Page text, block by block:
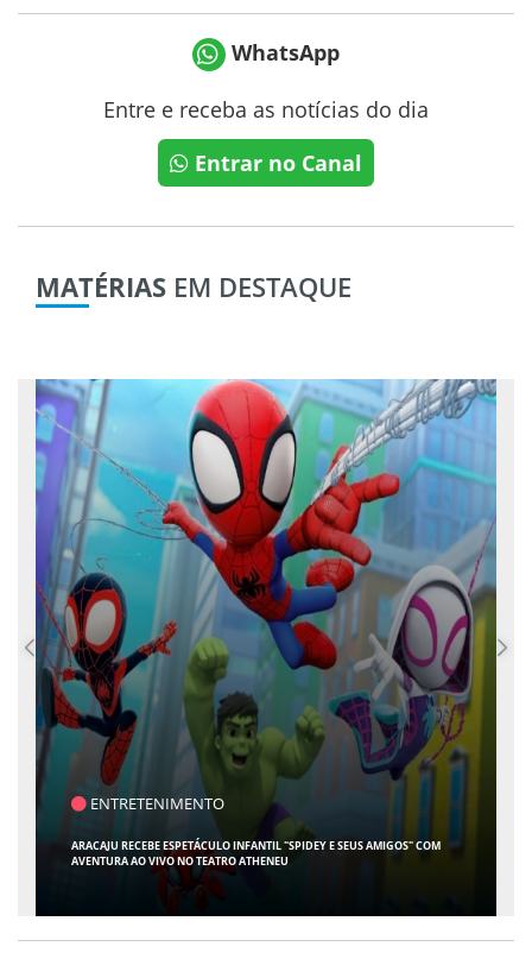
WhatsApp
Entre e receba as notícias do dia
Entrar no Canal
MATÉRIAS EM DESTAQUE
SAÚDE
CONTABILIDADE ESPECIALIZADA PARA MÉDICOS GANHA ESPAÇO EM SERGIPE
COM ATUAÇÃO PIONEIRA DA RISSI